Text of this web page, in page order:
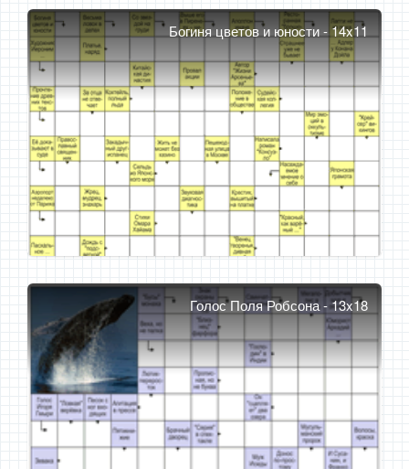
Богиня цветов и юности - 14x11
Голос Поля Робсона - 13x18